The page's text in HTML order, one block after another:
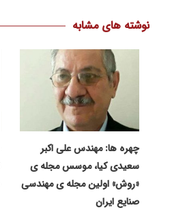
نوشته های مشابه
چهره ها: مهندس علی اکبر
سعیدی کیا، موسس مجله ی
«روش» اولین مجله ی مهندسی
صنایع ایران